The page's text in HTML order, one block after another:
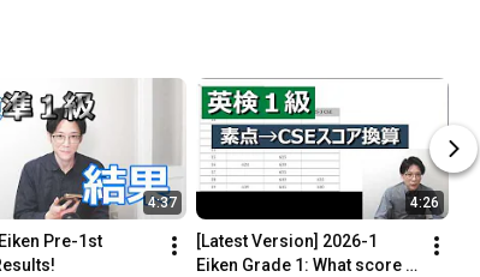
4:37
Pre-1st
4:26
[Latest Version] 2026-1
Eiken Grade 1: What score